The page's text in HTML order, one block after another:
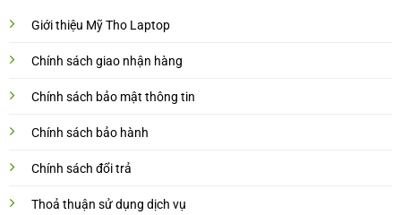
Giới thiệu Mỹ Tho Laptop
Chính sách giao nhận hàng
Chính sách bảo mật thông tin
Chính sách bảo hành
Chính sách đổi trả
Thoả thuận sử dụng dịch vụ